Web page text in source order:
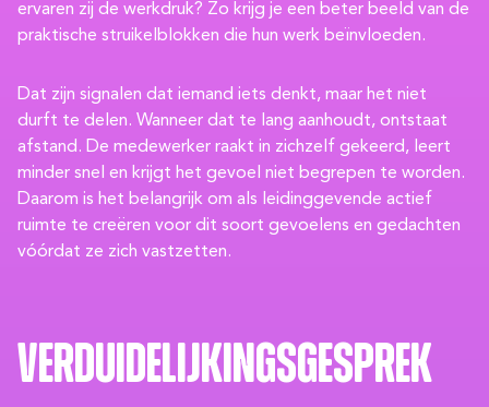
ervaren zij de werkdruk? Zo krijg je een beter beeld van de
praktische struikelblokken die hun werk beïnvloeden.
Dat zijn signalen dat iemand iets denkt, maar het niet
durft te delen. Wanneer dat te lang aanhoudt, ontstaat
afstand. De medewerker raakt in zichzelf gekeerd, leert
minder snel en krijgt het gevoel niet begrepen te worden.
Daarom is het belangrijk om als leidinggevende actief
ruimte te creëren voor dit soort gevoelens en gedachten
vóórdat ze zich vastzetten.
Verduidelijkingsgesprek